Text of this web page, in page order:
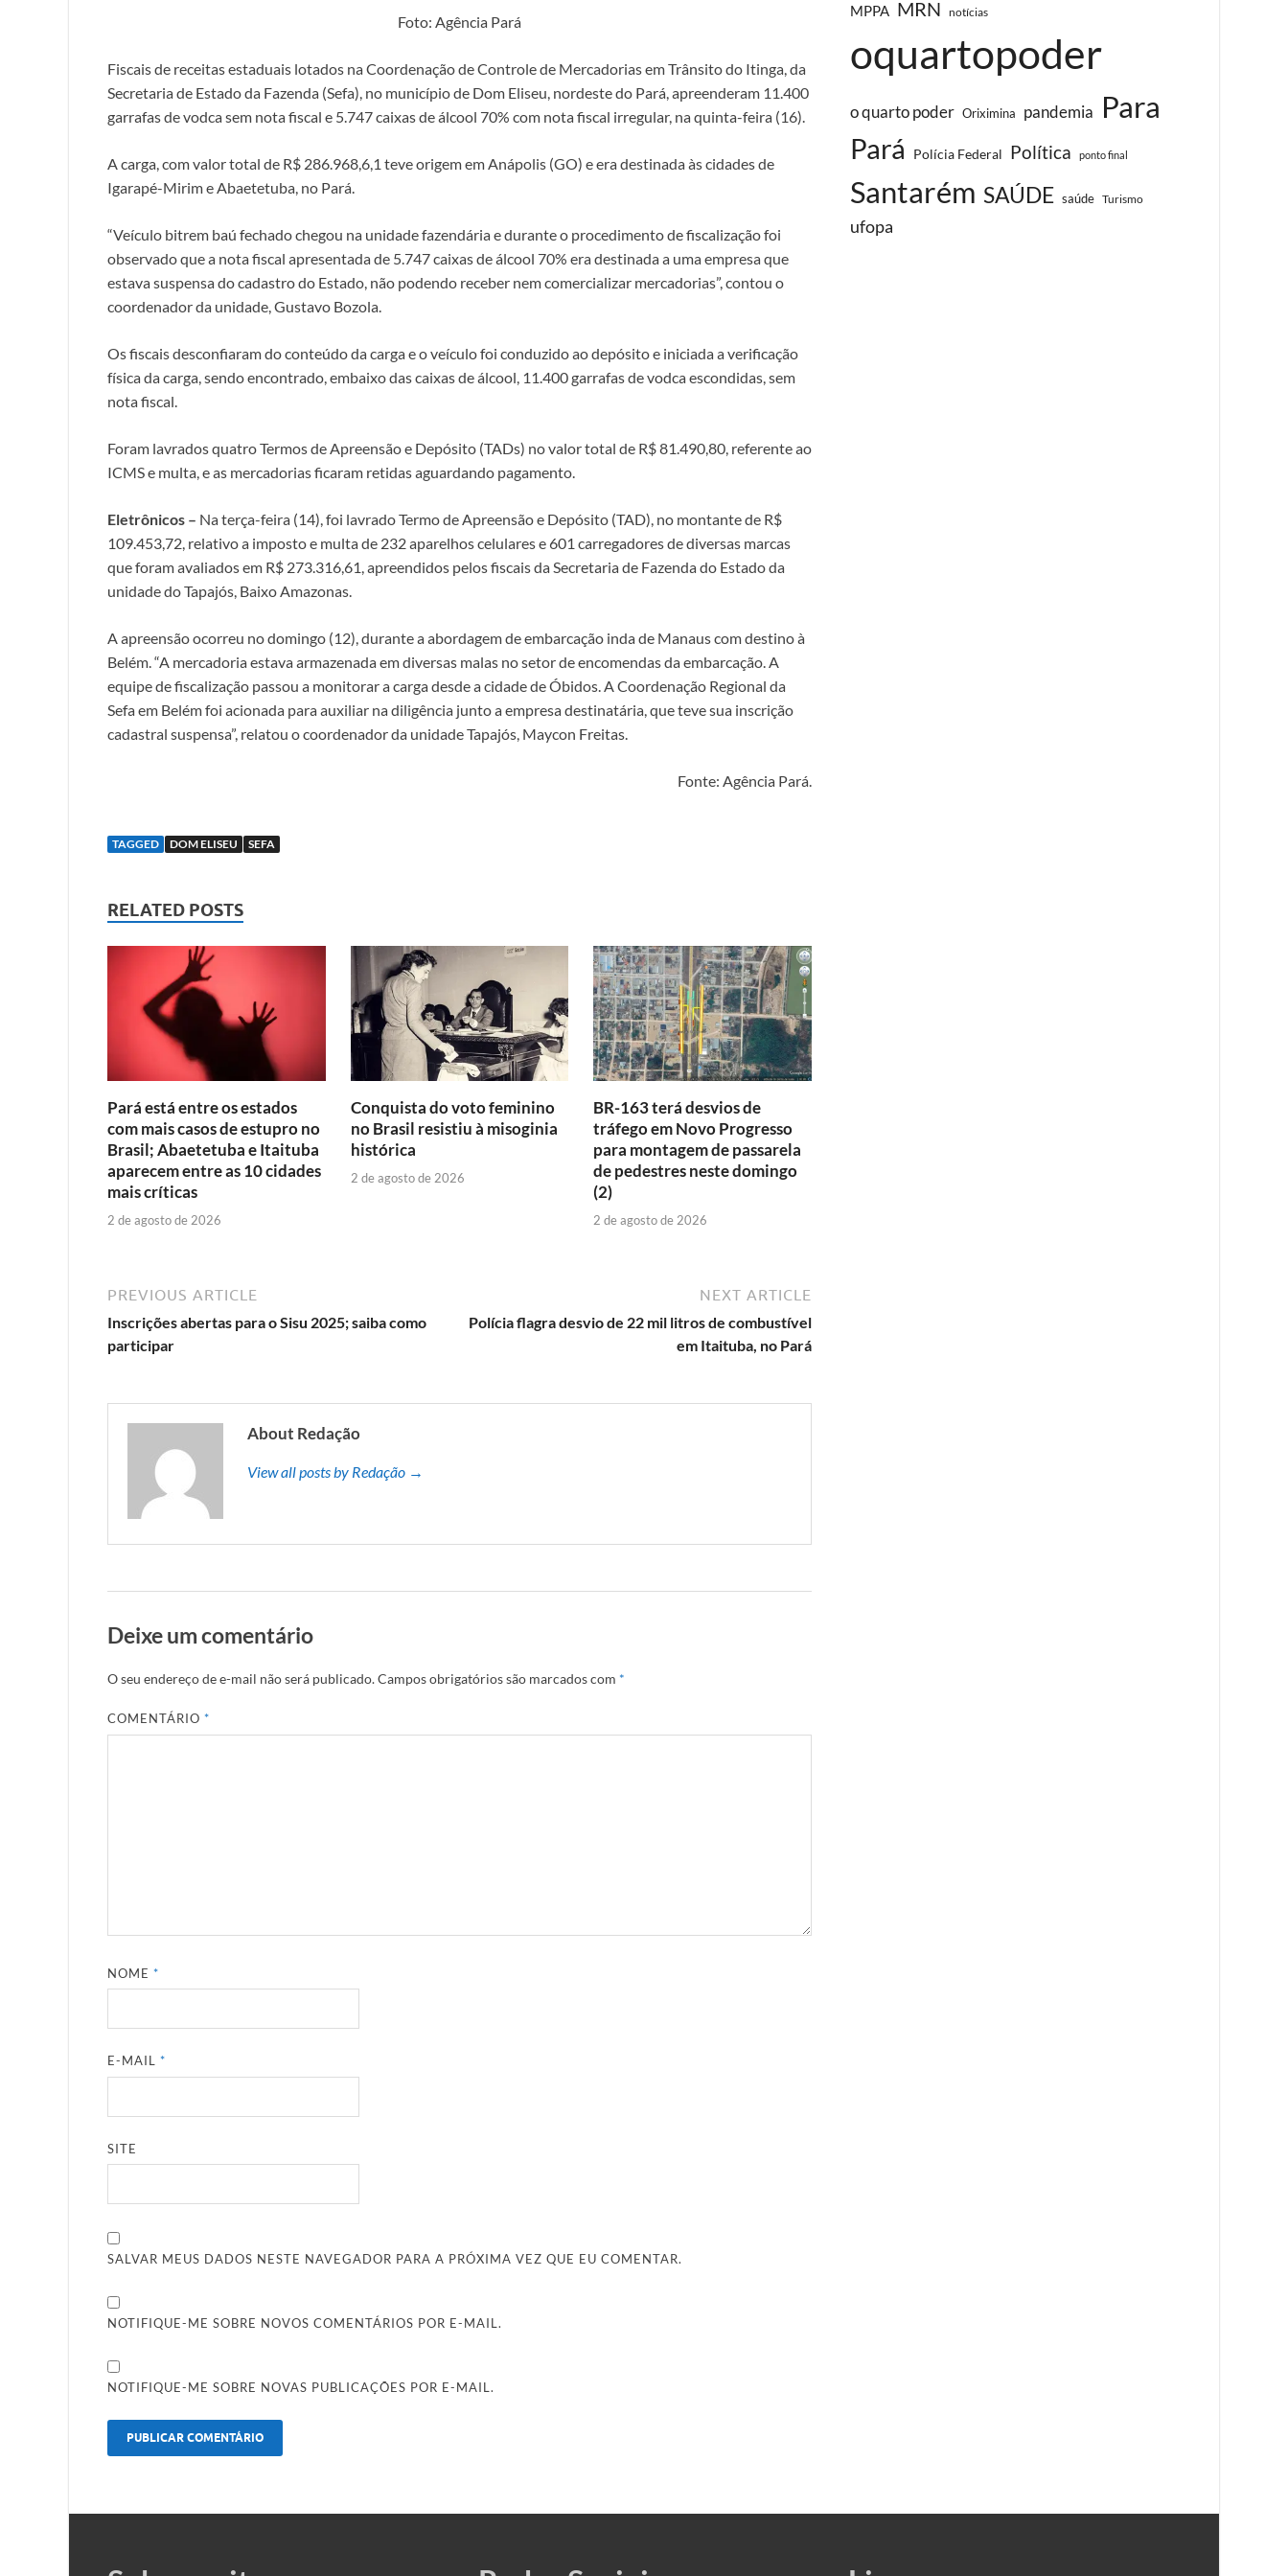
Foto: Agência Pará
Fiscais de receitas estaduais lotados na Coordenação de Controle de Mercadorias em Trânsito do Itinga, da
Secretaria de Estado da Fazenda (Sefa), no município de Dom Eliseu, nordeste do Pará, apreenderam 11.400
garrafas de vodca sem nota fiscal e 5.747 caixas de álcool 70% com nota fiscal irregular, na quinta-feira (16).
A carga, com valor total de R$ 286.968,6,1 teve origem em Anápolis (GO) e era destinada às cidades de
Igarapé-Mirim e Abaetetuba, no Pará.
“Veículo bitrem baú fechado chegou na unidade fazendária e durante o procedimento de fiscalização foi
observado que a nota fiscal apresentada de 5.747 caixas de álcool 70% era destinada a uma empresa que
estava suspensa do cadastro do Estado, não podendo receber nem comercializar mercadorias”, contou o
coordenador da unidade, Gustavo Bozola.
Os fiscais desconfiaram do conteúdo da carga e o veículo foi conduzido ao depósito e iniciada a verificação
física da carga, sendo encontrado, embaixo das caixas de álcool, 11.400 garrafas de vodca escondidas, sem
nota fiscal.
Foram lavrados quatro Termos de Apreensão e Depósito (TADs) no valor total de R$ 81.490,80, referente ao
ICMS e multa, e as mercadorias ficaram retidas aguardando pagamento.
Eletrônicos – Na terça-feira (14), foi lavrado Termo de Apreensão e Depósito (TAD), no montante de R$
109.453,72, relativo a imposto e multa de 232 aparelhos celulares e 601 carregadores de diversas marcas
que foram avaliados em R$ 273.316,61, apreendidos pelos fiscais da Secretaria de Fazenda do Estado da
unidade do Tapajós, Baixo Amazonas.
A apreensão ocorreu no domingo (12), durante a abordagem de embarcação inda de Manaus com destino à
Belém. “A mercadoria estava armazenada em diversas malas no setor de encomendas da embarcação. A
equipe de fiscalização passou a monitorar a carga desde a cidade de Óbidos. A Coordenação Regional da
Sefa em Belém foi acionada para auxiliar na diligência junto a empresa destinatária, que teve sua inscrição
cadastral suspensa”, relatou o coordenador da unidade Tapajós, Maycon Freitas.
Fonte: Agência Pará.
TAGGED DOM ELISEU SEFA
RELATED POSTS
Pará está entre os estados
com mais casos de estupro no
Brasil; Abaetetuba e Itaituba
aparecem entre as 10 cidades
mais críticas
2 de agosto de 2026
Conquista do voto feminino
no Brasil resistiu à misoginia
histórica
2 de agosto de 2026
BR-163 terá desvios de
tráfego em Novo Progresso
para montagem de passarela
de pedestres neste domingo
(2)
2 de agosto de 2026
PREVIOUS ARTICLE
Inscrições abertas para o Sisu 2025; saiba como
participar
NEXT ARTICLE
Polícia flagra desvio de 22 mil litros de combustível
em Itaituba, no Pará
About Redação
View all posts by Redação →
Deixe um comentário
O seu endereço de e-mail não será publicado.Campos obrigatórios são marcados com *
COMENTÁRIO*
NOME*
E-MAIL*
SITE
SALVAR MEUS DADOS NESTE NAVEGADOR PARA A PRÓXIMA VEZ QUE EU COMENTAR.
NOTIFIQUE-ME SOBRE NOVOS COMENTÁRIOS POR E-MAIL.
NOTIFIQUE-ME SOBRE NOVAS PUBLICAÇÕES POR E-MAIL.
MPPA MRN notícias
oquartopoder
o quarto poder Oriximina pandemia Para
Pará Polícia Federal Política ponto final
Santarém SAÚDE saúde Turismo
ufopa